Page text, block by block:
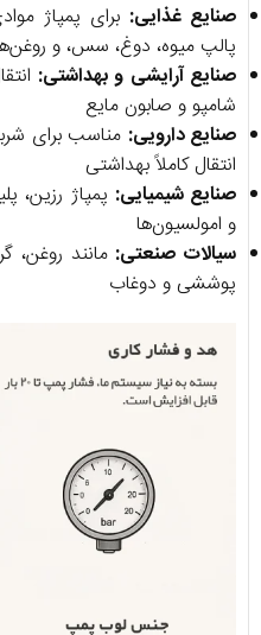
صنایع غذایی: برای پمپاژ
پالپ میوه، دوغ، سس، و
صنایع آرایشی و بهداشتی:
شامپو و صابون مایع
صنایع دارویی: مناسب برای
انتقال کاملاً بهداشتی
صنایع شیمیایی: پمپاژ رزین،
و امولسیون‌ها
سیالات صنعتی: مانند روغن،
پوششی و دوغاب